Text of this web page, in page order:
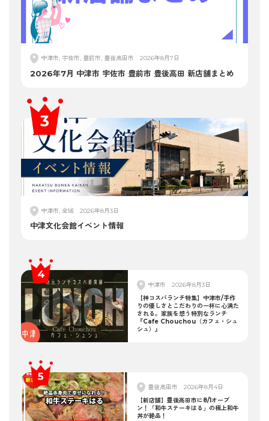
中津市, 宇佐市, 豊前市, 豊後高田市 2026年8月7日
2026年7月 中津市 宇佐市 豊前市 豊後高田 新店舗まとめ
中津市, 全域 2026年8月3日
中津文化会館イベント情報
中津市
2026年8月3日
【神コスパランチ特集】中津市/手作
りの優しさとこだわりの一杯に心満た
される。家族を想う特別なランチ
『Cafe Chouchou（カフェ・シュ
シュ）』
豊後高田市
2026年8月4日
【新店舗】豊後高田市に8/1オープ
ン！「和牛ステーキはる」の極上和牛
丼が絶品！